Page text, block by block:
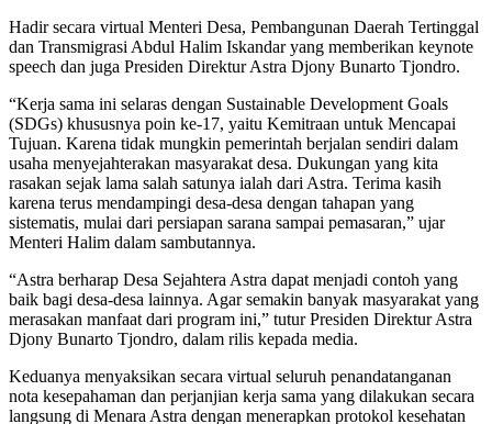
Hadir secara virtual Menteri Desa, Pembangunan Daerah Tertinggal
dan Transmigrasi Abdul Halim Iskandar yang memberikan keynote
speech dan juga Presiden Direktur Astra Djony Bunarto Tjondro.
“Kerja sama ini selaras dengan Sustainable Development Goals
(SDGs) khususnya poin ke-17, yaitu Kemitraan untuk Mencapai
Tujuan. Karena tidak mungkin pemerintah berjalan sendiri dalam
usaha menyejahterakan masyarakat desa. Dukungan yang kita
rasakan sejak lama salah satunya ialah dari Astra. Terima kasih
karena terus mendampingi desa-desa dengan tahapan yang
sistematis, mulai dari persiapan sarana sampai pemasaran,” ujar
Menteri Halim dalam sambutannya.
“Astra berharap Desa Sejahtera Astra dapat menjadi contoh yang
baik bagi desa-desa lainnya. Agar semakin banyak masyarakat yang
merasakan manfaat dari program ini,” tutur Presiden Direktur Astra
Djony Bunarto Tjondro, dalam rilis kepada media.
Keduanya menyaksikan secara virtual seluruh penandatanganan
nota kesepahaman dan perjanjian kerja sama yang dilakukan secara
langsung di Menara Astra dengan menerapkan protokol kesehatan